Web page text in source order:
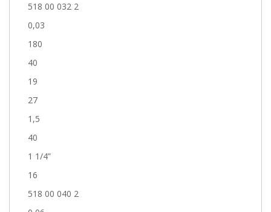
518 00 032 2
0,03
180
40
19
27
1,5
40
1 1/4”
16
518 00 040 2